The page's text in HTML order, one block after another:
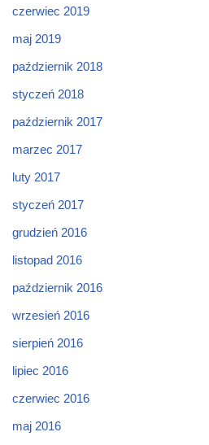
czerwiec 2019
maj 2019
październik 2018
styczeń 2018
październik 2017
marzec 2017
luty 2017
styczeń 2017
grudzień 2016
listopad 2016
październik 2016
wrzesień 2016
sierpień 2016
lipiec 2016
czerwiec 2016
maj 2016